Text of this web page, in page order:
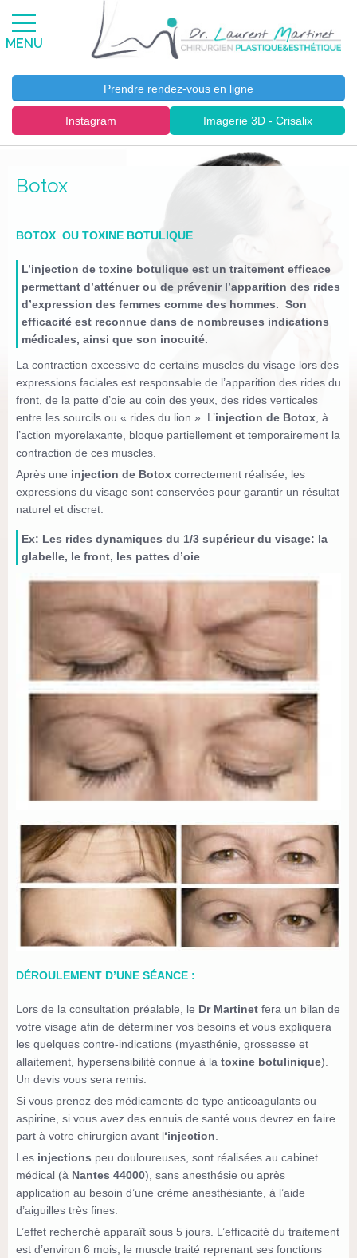
Prendre rendez-vous en ligne
Instagram Imagerie 3D - Crisalix
MENU
Botox
BOTOX OU TOXINE BOTULIQUE
L’injection de toxine botulique est un traitement efficace
permettant d’atténuer ou de prévenir l’apparition des rides
d’expression des femmes comme des hommes. Son
efficacité est reconnue dans de nombreuses indications
médicales, ainsi que son inocuité.
La contraction excessive de certains muscles du visage lors des
expressions faciales est responsable de l’apparition des rides du
front, de la patte d’oie au coin des yeux, des rides verticales
entre les sourcils ou « rides du lion ». L’injection de Botox, à
l’action myorelaxante, bloque partiellement et temporairement la
contraction de ces muscles.
Après une injection de Botox correctement réalisée, les
expressions du visage sont conservées pour garantir un résultat
naturel et discret.
Ex: Les rides dynamiques du 1/3 supérieur du visage: la
glabelle, le front, les pattes d’oie
DÉROULEMENT D’UNE SÉANCE :
Lors de la consultation préalable, le Dr Martinet fera un bilan de
votre visage afin de déterminer vos besoins et vous expliquera
les quelques contre-indications (myasthénie, grossesse et
allaitement, hypersensibilité connue à la toxine botulinique).
Un devis vous sera remis.
Si vous prenez des médicaments de type anticoagulants ou
aspirine, si vous avez des ennuis de santé vous devrez en faire
part à votre chirurgien avant l‘injection
Les injections peu douloureuses, sont réalisées au cabinet
médical (à Nantes 44000), sans anesthésie ou après
application au besoin d’une crème anesthésiante, à l’aide
d’aiguilles très fines.
L’effet recherché apparaît sous 5 jours. L’efficacité du traitement
est d’environ 6 mois, le muscle traité reprenant ses fonctions